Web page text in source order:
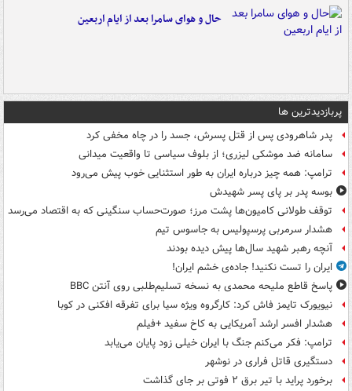
حال و هوای سامرا بعد از ایام اربعین
پربازدیدترین ها
پدر شاهرودی پس از قتل پسرش، جسد را در چاه مخفی کرد
سامانه ضد موشکی لیزری؛ از بلوف سیاسی تا واقعیت میدانی
ترامپ: همه چیز درباره ایران به طور استثنایی خوب پیش می‌رود
بوسه‌ پدر بر پای پسر شهیدش
توقف طولانی کامیون‌ها پشت مرز؛ صورت‌حساب سنگینی که به اقتصاد می‌رسد
هشدار سرمربی پرسپولیس به جاسوس تیم
آنچه رهبر شهید سال‌ها پیش دیده بودند
ایران را تست نکنید! جاده‌ی خشم ایران!
پاسخ قاطع ملیحه محمدی به نسخه تسلیم‌طلبی روی آنتن BBC
نیویورک تایمز فاش کرد: کارگروه ویژه سیا برای تفرقه افکنی در کوبا
هشدار افسر ارشد آمریکایی به کاخ سفید +فیلم
ترامپ: فکر می‌کنم جنگ با ایران خیلی زود پایان می‌یابد
دستگیری قاتل فراری در نوشهر
برخورد پراید با تیر برق ۲ فوتی بر جای گذاشت